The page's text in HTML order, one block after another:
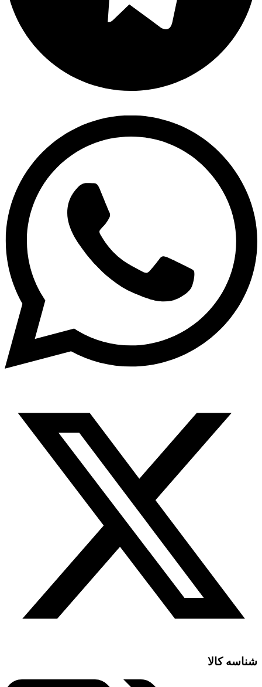
شناسه کالا